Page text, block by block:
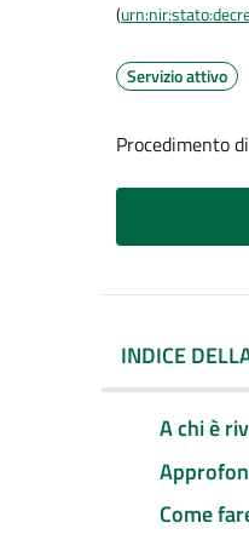
(
Servizio attivo
Procedimento
INDICE
A chi è
Come